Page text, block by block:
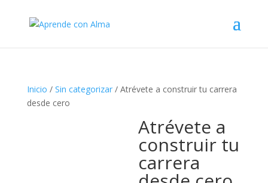
Inicio / Sin categorizar/ Atrévete a construir tu carrera
desde cero
Atrévete a
construir tu
carrera